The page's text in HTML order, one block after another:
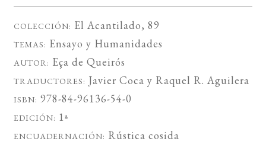
COLECCIÓN: El Acantilado, 89
TEMAS: Ensayo y Humanidades
AUTOR: Eça de Queirós
TRADUCTORES: Javier Coca y Raquel R. Aguilera
ISBN: 978-84-96136-54-0
EDICIÓN: 1ª
ENCUADERNACIÓN: Rústica cosida